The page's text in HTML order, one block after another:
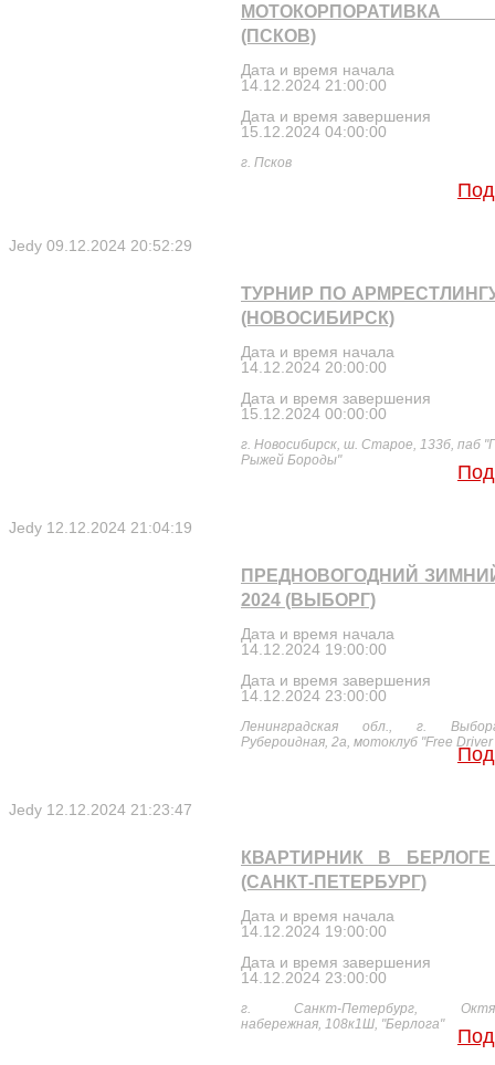
МОТОКОРПОРАТИВКА
(ПСКОВ)
Дата и время начала
14.12.2024 21:00:00
Дата и время завершения
15.12.2024 04:00:00
г. Псков
Jedy 09.12.2024 20:52:29
ТУРНИР ПО
(НОВОСИБИРСК)
Дата и время начала
14.12.2024 20:00:00
Дата и время завершения
15.12.2024 00:00:00
г. Новосибирск, ш. Старое, 133б, паб
Рыжей Бороды"
Jedy 12.12.2024 21:04:19
ПРЕДНОВОГОДНИЙ
2024 (ВЫБОРГ)
Дата и время начала
14.12.2024 19:00:00
Дата и время завершения
14.12.2024 23:00:00
Ленинградская обл., г.
Рубероидная, 2а, мотоклуб "Free Driver
Jedy 12.12.2024 21:23:47
КВАРТИРНИК В БЕРЛОГЕ
(САНКТ-ПЕТЕРБУРГ)
Дата и время начала
14.12.2024 19:00:00
Дата и время завершения
14.12.2024 23:00:00
г. Санкт-Петербург,
набережная, 108к1Ш, "Берлога"